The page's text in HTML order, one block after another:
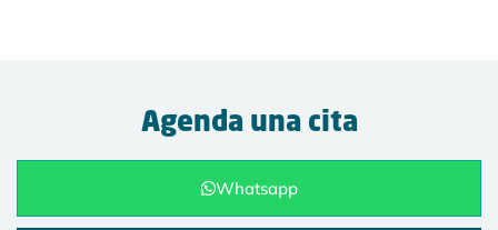
Agenda una cita
Whatsapp